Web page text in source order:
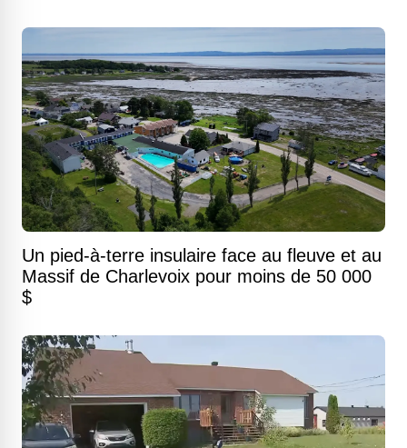
Un pied-à-terre insulaire face au fleuve et au
Massif de Charlevoix pour moins de 50 000
$